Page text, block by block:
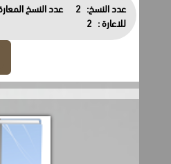
عدد النسخ: 2 عدد النسخ المعارة : 0
للاعارة :
2